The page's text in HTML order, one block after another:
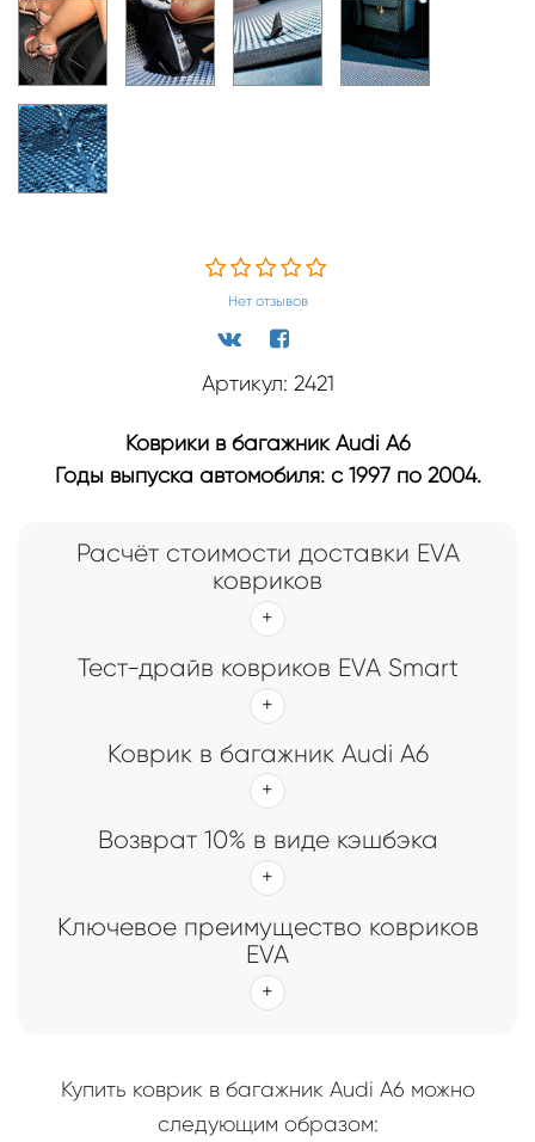
Нет отзывов
Артикул: 2421
Коврики в багажник Audi A6
Годы выпуска автомобиля: с 1997 по 2004.
Расчёт стоимости доставки EVA
ковриков
Тест-драйв ковриков EVA Smart
Коврик в багажник Audi A6
Возврат 10% в виде кэшбэка
Ключевое преимущество ковриков
EVA
Купить коврик в багажник Audi A6 можно
следующим образом: